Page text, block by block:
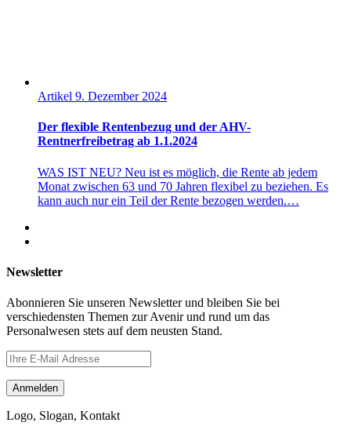
Artikel 9. Dezember 2024
Der flexible Rentenbezug und der AHV-
Rentnerfreibetrag ab 1.1.2024
WAS IST NEU? Neu ist es möglich, die Rente ab jedem
Monat zwischen 63 und 70 Jahren flexibel zu beziehen. Es
kann auch nur ein Teil der Rente bezogen werden.…
Newsletter
Abonnieren Sie unseren Newsletter und bleiben Sie bei
verschiedensten Themen zur Avenir und rund um das
Personalwesen stets auf dem neusten Stand.
Logo, Slogan, Kontakt